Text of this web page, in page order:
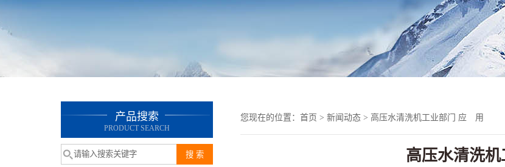
产品搜索
PRODUCT SEARCH
您现在的位置： 首页 > 新闻动态 > 高压水清洗机工业部门 应 用
高压水清洗